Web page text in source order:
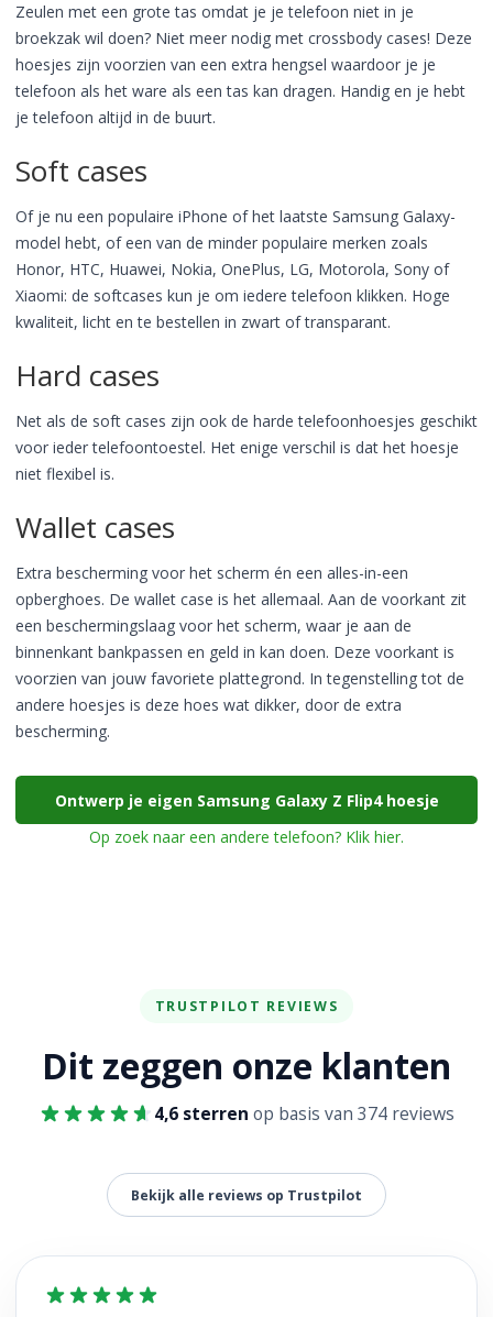
Zeulen met een grote tas omdat je je telefoon niet in je
broekzak wil doen? Niet meer nodig met crossbody cases! Deze
hoesjes zijn voorzien van een extra hengsel waardoor je je
telefoon als het ware als een tas kan dragen. Handig en je hebt
je telefoon altijd in de buurt.
Soft cases
Of je nu een populaire iPhone of het laatste Samsung Galaxy-
model hebt, of een van de minder populaire merken zoals
Honor, HTC, Huawei, Nokia, OnePlus, LG, Motorola, Sony of
Xiaomi: de softcases kun je om iedere telefoon klikken. Hoge
kwaliteit, licht en te bestellen in zwart of transparant.
Hard cases
Net als de soft cases zijn ook de harde telefoonhoesjes geschikt
voor ieder telefoontoestel. Het enige verschil is dat het hoesje
niet flexibel is.
Wallet cases
Extra bescherming voor het scherm én een alles-in-een
opberghoes. De wallet case is het allemaal. Aan de voorkant zit
een beschermingslaag voor het scherm, waar je aan de
binnenkant bankpassen en geld in kan doen. Deze voorkant is
voorzien van jouw favoriete plattegrond. In tegenstelling tot de
andere hoesjes is deze hoes wat dikker, door de extra
bescherming.
Ontwerp je eigen Samsung Galaxy Z Flip4 hoesje
Op zoek naar een andere telefoon? Klik hier.
TRUSTPILOT REVIEWS
Dit zeggen onze klanten
4,6 sterren op basis van 374 reviews
Bekijk alle reviews op Trustpilot